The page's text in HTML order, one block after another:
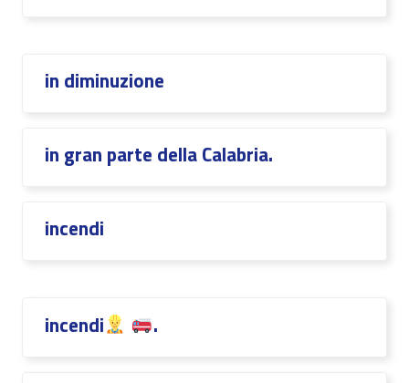
in diminuzione
in gran parte della Calabria.
incendi
incendi .